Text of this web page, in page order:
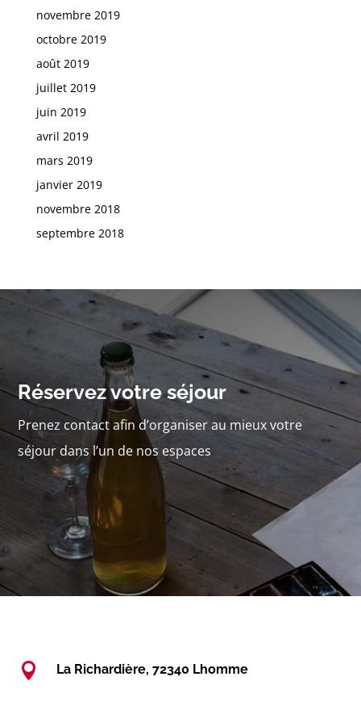
novembre 2019
octobre 2019
août 2019
juillet 2019
juin 2019
avril 2019
mars 2019
janvier 2019
novembre 2018
septembre 2018
Réservez votre séjour
Prenez contact afin d’organiser au mieux votre
séjour dans l’un de nos espaces
 La Richardière, 72340 Lhomme